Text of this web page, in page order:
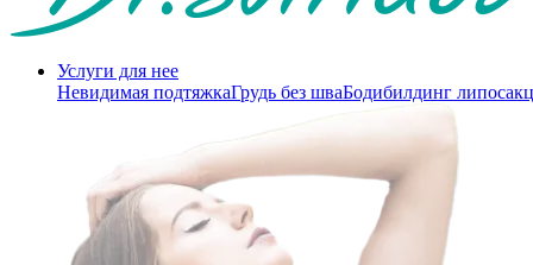
Услуги для нее
Невидимая подтяжкаГрудь без шваБодибилдинг